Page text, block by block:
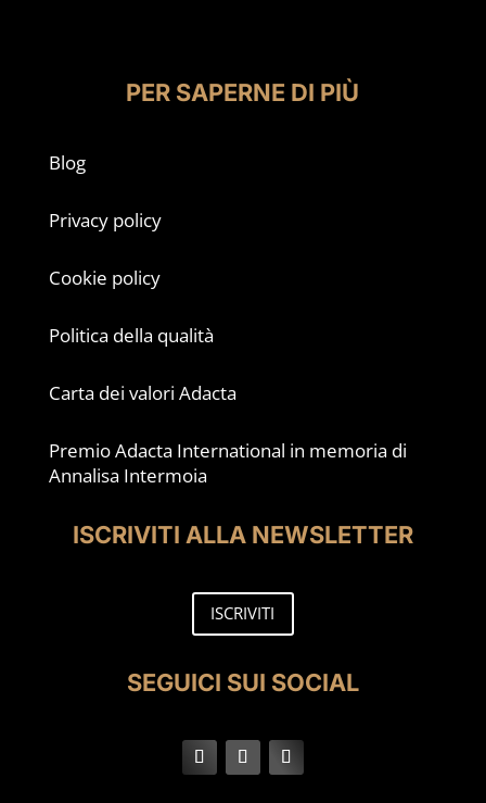
PER SAPERNE DI PIÙ
Blog
Privacy policy
Cookie policy
Politica della qualità
Carta dei valori Adacta
Premio Adacta International in memoria di
Annalisa Intermoia
ISCRIVITI ALLA NEWSLETTER
ISCRIVITI
SEGUICI SUI SOCIAL